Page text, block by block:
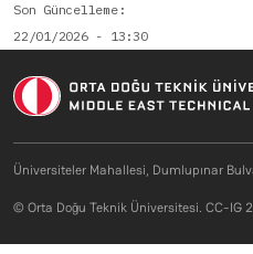
Son Güncelleme
22/01/2026 - 13:30
Üniversiteler Mahallesi, Dumlupınar
© Orta Doğu Teknik Üniversitesi. CC-IG